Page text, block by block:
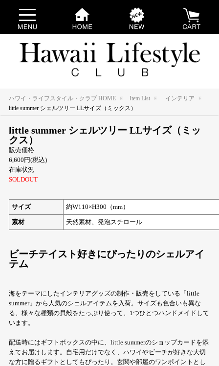
ハワイ・ライフスタイル・クラブ HOME Item List
インテリア
little summer シェルツリー LLサイズ（ミックス）
little summer シェルツリー LLサイズ（ミッ
クス）
販売価格
6,600円(税込)
在庫状況
SOLDOUT
サイズ 約W110×H300（mm）
素材 天然素材、発泡スチロール
ビーチテイスト好きにぴったりのシェルアイ
テム
海をテーマにしたインテリアグッズの制作・販売をしている「little
summer」から人気のシェルアイテムを入荷。サイズも色合いも異な
る、様々な種類の貝殻をたっぷり使って、1つひとつハンドメイドして
います。
配送時にはギフトボックスの中に、little summerのショップカードを添
えてお届けします。自宅用だけでなく、ハワイやビーチが好きな大切
な方に贈るギフトとしてもぴったり。玄関や部屋のワンポイントとし